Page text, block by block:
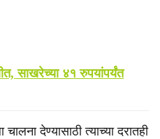
साखरेच्या ४१ रुपयांपर्यंत
देण्यासाठी त्याच्या दरातही